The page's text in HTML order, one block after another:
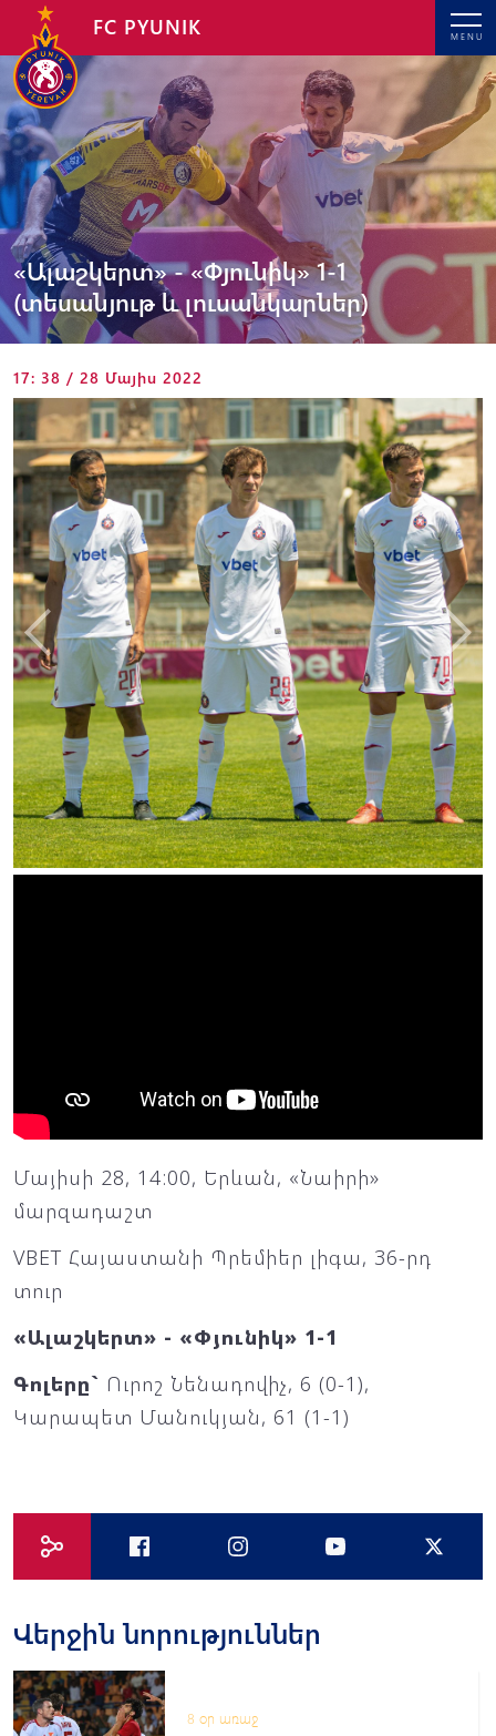
MENU
FC PYUNIK
«Ալաշկերտ» - «Փյունիկ» 1-1
(տեսանյութ և լուսանկարներ)
17: 38 / 28 Մայիս 2022
Մայիսի 28, 14:00, Երևան, «Նաիրի»
մարզադաշտ
VBET Հայաստանի Պրեմիեր լիգա, 36-րդ
տուր
«Ալաշկերտ» - «Փյունիկ» 1-1
Գոլերը` Ուրոշ Նենադովիչ, 6 (0-1),
Կարապետ Մանուկյան, 61 (1-1)
Վերջին նորություններ
8 օր առաջ